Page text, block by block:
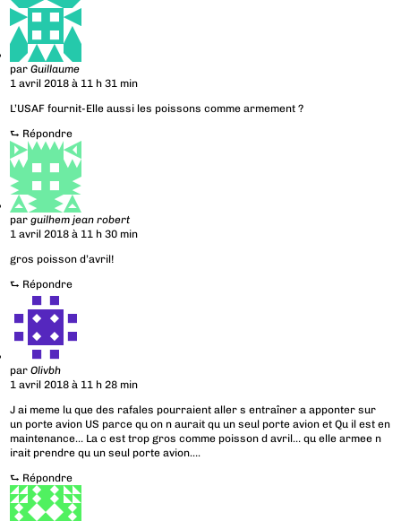
parGuillaume
1 avril 2018 à 11 h 31 min
L’USAF fournit-Elle aussi les poissons comme armement ?
⮑ Répondre
parguilhem jean robert
1 avril 2018 à 11 h 30 min
gros poisson d’avril!
⮑ Répondre
parOlivbh
1 avril 2018 à 11 h 28 min
J ai meme lu que des rafales pourraient aller s entraîner a apponter sur
un porte avion US parce qu on n aurait qu un seul porte avion et Qu il est en
maintenance… La c est trop gros comme poisson d avril… qu elle armee n
irait prendre qu un seul porte avion….
⮑ Répondre